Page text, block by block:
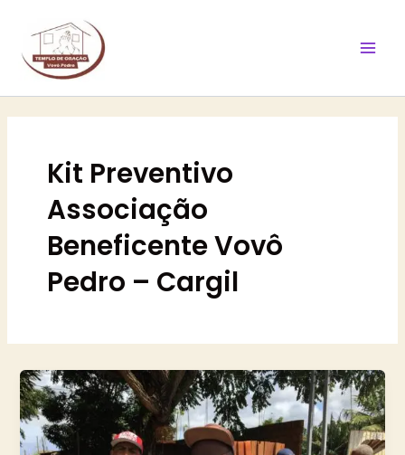
conteúdo
Kit Preventivo
Associação
Beneficente Vovô
Pedro – Cargil